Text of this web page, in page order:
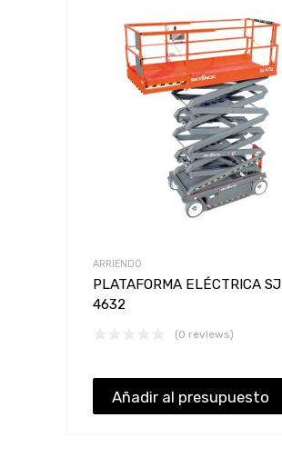
ARRIENDO
PLATAFORMA ELÉCTRICA SJ
4632
(0 reviews)
Añadir al presupuesto